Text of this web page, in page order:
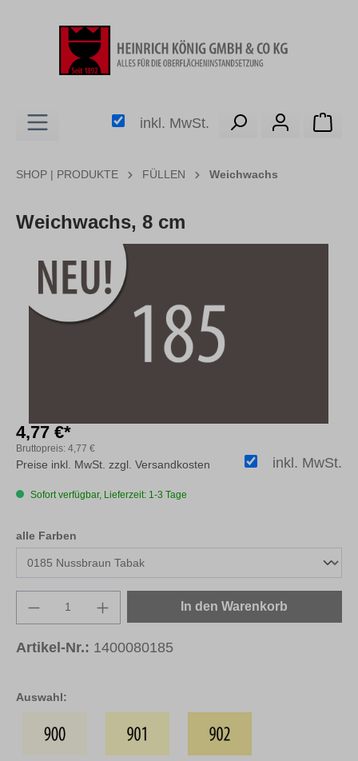
inkl. MwSt.
SHOP | PRODUKTE FÜLLEN Weichwachs
Weichwachs, 8 cm
Bildergalerie überspringen
Auswahl:
4,77 €*
Bruttopreis: 4,77 €
inkl. MwSt.
Preise inkl. MwSt. zzgl. Versandkosten
Sofort verfügbar, Lieferzeit: 1-3 Tage
alle Farben
Produkt Anzahl: Gib den gewünschten
In den Warenkorb
Artikel-Nr.: 1400080185